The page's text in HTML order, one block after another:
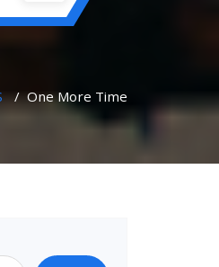
/One More Time